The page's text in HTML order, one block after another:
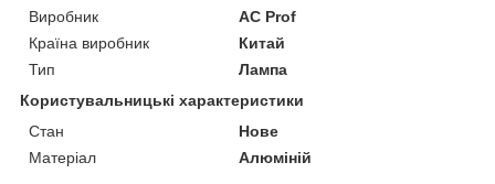
Виробник
AC Prof
Країна виробник
Китай
Тип
Лампа
Користувальницькі характеристики
Стан
Нове
Матеріал
Алюміній